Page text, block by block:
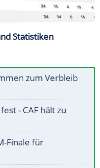
Statistiken
zum Verbleib
- CAF hält zu
Finale für